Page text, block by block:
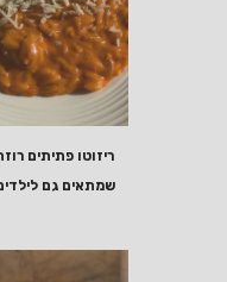
ריזוטו פתיתים
שמתאים גם